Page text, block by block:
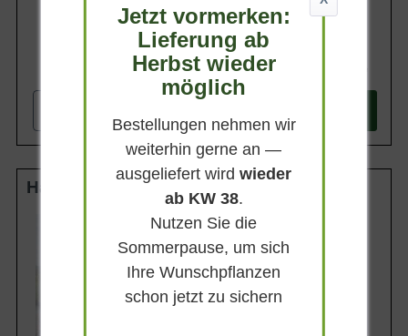
Halbstamm 8-10 StU wurzelnackt
Wuchsendhöhe
Erntezeit
Frucht
Jetzt vormerken:
Lieferung ab
Herbst wieder
möglich
Bestellungen nehmen wir
weiterhin gerne an —
ausgeliefert wirdwieder
ab KW 38.
Nutzen Sie die
Sommerpause, um sich
Ihre Wunschpflanzen
schon jetzt zu sichern